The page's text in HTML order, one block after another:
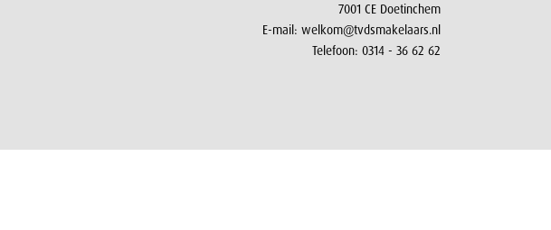
7001 CE Doetinchem
E-mail: welkom@tvdsmakelaars.nl
Telefoon: 0314 - 36 62 62